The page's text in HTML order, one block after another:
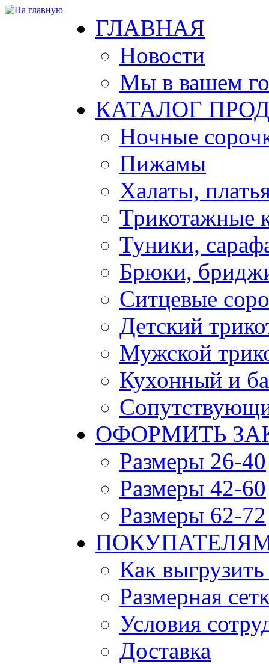
ГЛАВНАЯ
Новости
Мы в вашем
КАТАЛОГ
Ночные
Пижамы
Халаты,
Трикотажные
Туники,
Брюки,
Ситцевые
Детский
Мужской
Кухонный и
ОФОРМИТЬ
Размеры 26-40
Размеры 42-60
Размеры 62-72
Как
Размерная
Условия
Доставка